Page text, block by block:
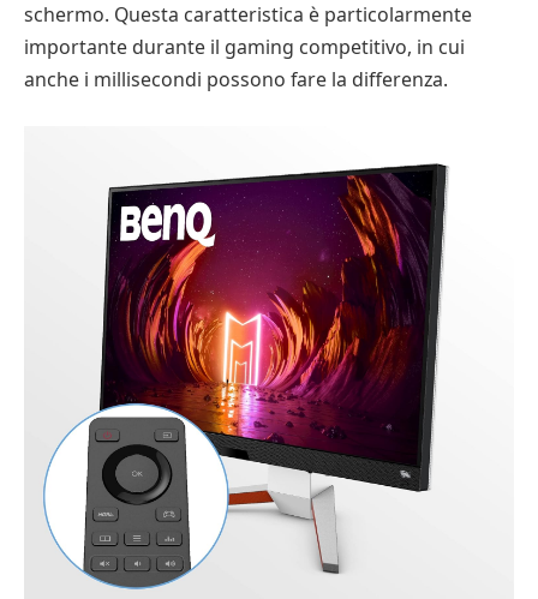
schermo. Questa caratteristica è particolarmente
importante durante il gaming competitivo, in cui
anche i millisecondi possono fare la differenza.